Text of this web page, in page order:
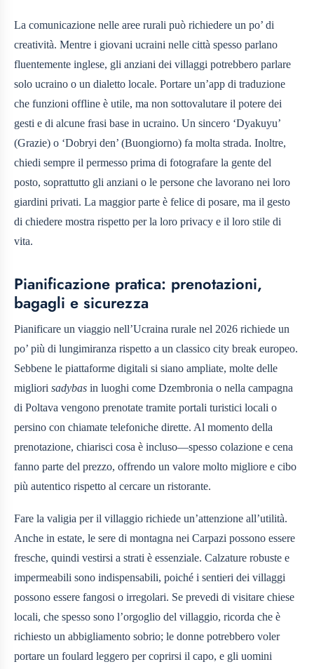
La comunicazione nelle aree rurali può richiedere un po’ di
creatività. Mentre i giovani ucraini nelle città spesso parlano
fluentemente inglese, gli anziani dei villaggi potrebbero parlare
solo ucraino o un dialetto locale. Portare un’app di traduzione
che funzioni offline è utile, ma non sottovalutare il potere dei
gesti e di alcune frasi base in ucraino. Un sincero ‘Dyakuyu’
(Grazie) o ‘Dobryi den’ (Buongiorno) fa molta strada. Inoltre,
chiedi sempre il permesso prima di fotografare la gente del
posto, soprattutto gli anziani o le persone che lavorano nei loro
giardini privati. La maggior parte è felice di posare, ma il gesto
di chiedere mostra rispetto per la loro privacy e il loro stile di
vita.
Pianificazione pratica: prenotazioni,
bagagli e sicurezza
Pianificare un viaggio nell’Ucraina rurale nel 2026 richiede un
po’ più di lungimiranza rispetto a un classico city break europeo.
Sebbene le piattaforme digitali si siano ampliate, molte delle
migliori sadybas in luoghi come Dzembronia o nella campagna
di Poltava vengono prenotate tramite portali turistici locali o
persino con chiamate telefoniche dirette. Al momento della
prenotazione, chiarisci cosa è incluso—spesso colazione e cena
fanno parte del prezzo, offrendo un valore molto migliore e cibo
più autentico rispetto al cercare un ristorante.
Fare la valigia per il villaggio richiede un’attenzione all’utilità.
Anche in estate, le sere di montagna nei Carpazi possono essere
fresche, quindi vestirsi a strati è essenziale. Calzature robuste e
impermeabili sono indispensabili, poiché i sentieri dei villaggi
possono essere fangosi o irregolari. Se prevedi di visitare chiese
locali, che spesso sono l’orgoglio del villaggio, ricorda che è
richiesto un abbigliamento sobrio; le donne potrebbero voler
portare un foulard leggero per coprirsi il capo, e gli uomini